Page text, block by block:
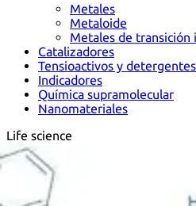
Metales
Metaloide
Metales de transición
Catalizadores
Tensioactivos y detergentes
Indicadores
Química supramolecular
Nanomateriales
Life science